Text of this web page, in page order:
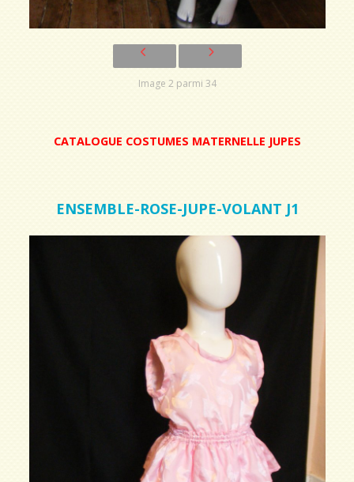
Image 2 parmi 34
CATALOGUE COSTUMES MATERNELLE JUPES
ENSEMBLE-ROSE-JUPE-VOLANT J1